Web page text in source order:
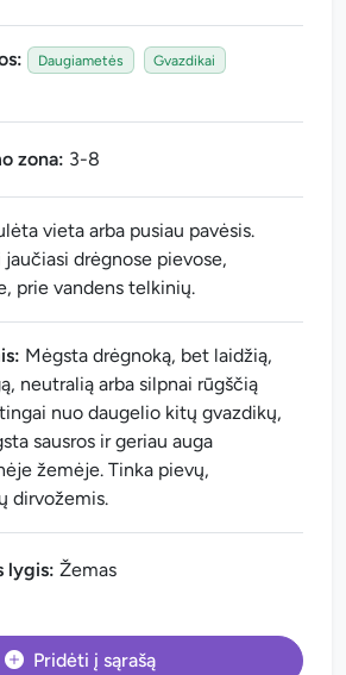
Daugiametės
Gvazdikai
zona: 3-8
vieta arba pusiau pavėsis.
jaučiasi drėgnose pievose,
prie vandens telkinių.
Mėgsta drėgnoką, bet laidžią,
neutralią arba silpnai rūgščią
nuo daugelio kitų gvazdikų,
sausros ir geriau auga
žemėje. Tinka pievų,
dirvožemis.
lygis: Žemas
Pridėti į sąrašą